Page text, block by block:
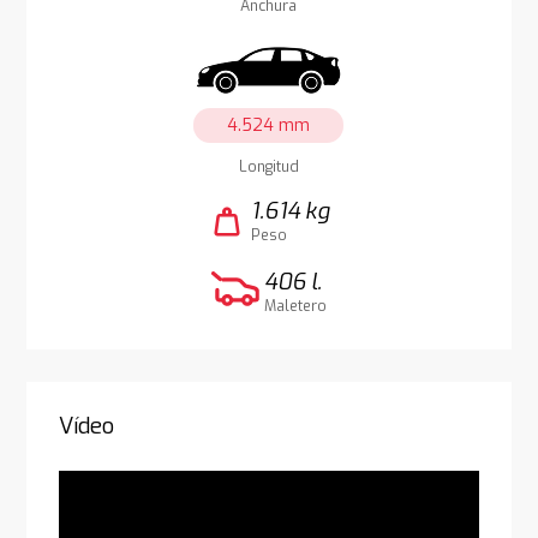
Anchura
4.524 mm
Longitud
weight 1.614 kg
Peso
406 l.
Maletero
Vídeo